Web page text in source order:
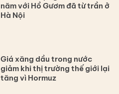
năm với Hồ Gươm đã từ trần ở
Hà Nội
Giá xăng dầu trong nước
giảm khi thị trường thế giới lại
tăng vì Hormuz